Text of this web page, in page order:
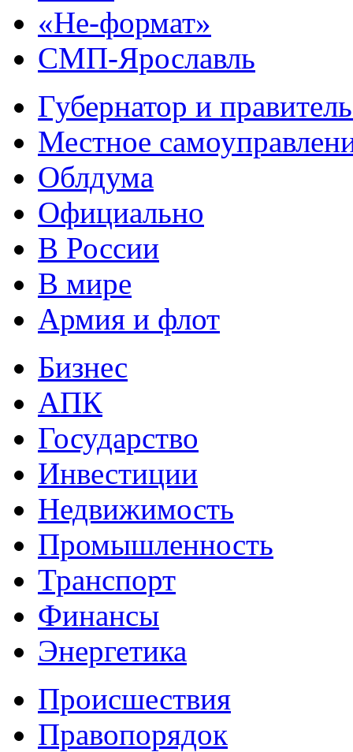
«Не-формат»
СМП-Ярославль
Губернатор и
Местное
Облдума
Официально
В России
В мире
Армия и флот
Бизнес
АПК
Государство
Инвестиции
Недвижимость
Промышленность
Транспорт
Финансы
Энергетика
Происшествия
Правопорядок